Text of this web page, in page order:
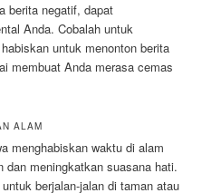
berita negatif, dapat
Anda. Cobalah untuk
untuk menonton berita
membuat Anda merasa cemas
ALAM
menghabiskan waktu di alam
dan meningkatkan suasana hati.
berjalan-jalan di taman atau